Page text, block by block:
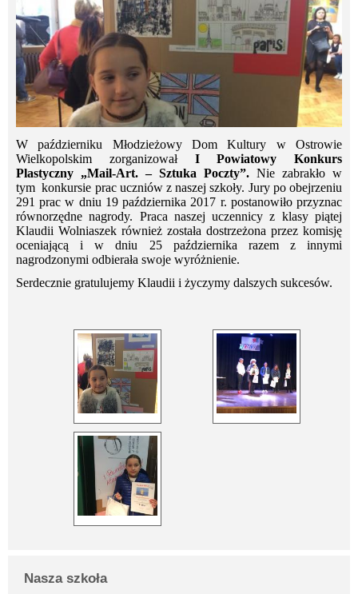
W październiku Młodzieżowy Dom Kultury w Ostrowie
Wielkopolskim zorganizował I Powiatowy Konkurs
Plastyczny „Mail-Art. – Sztuka Poczty”. Nie zabrakło w
tym konkursie prac uczniów z naszej szkoły. Jury po obejrzeniu
291 pracw dniu 19 października 2017 r. postanowiło przyznac
równorzędne nagrody. Praca naszej uczennicy z klasy piątej
Klaudii Wolniaszek również została dostrzeżona przez komisję
oceniającą i w dniu 25 października razem z innymi
nagrodzonymi odbierała swoje wyróżnienie.
Serdecznie gratulujemy Klaudii i życzymy dalszych sukcesów.
Nasza szkoła